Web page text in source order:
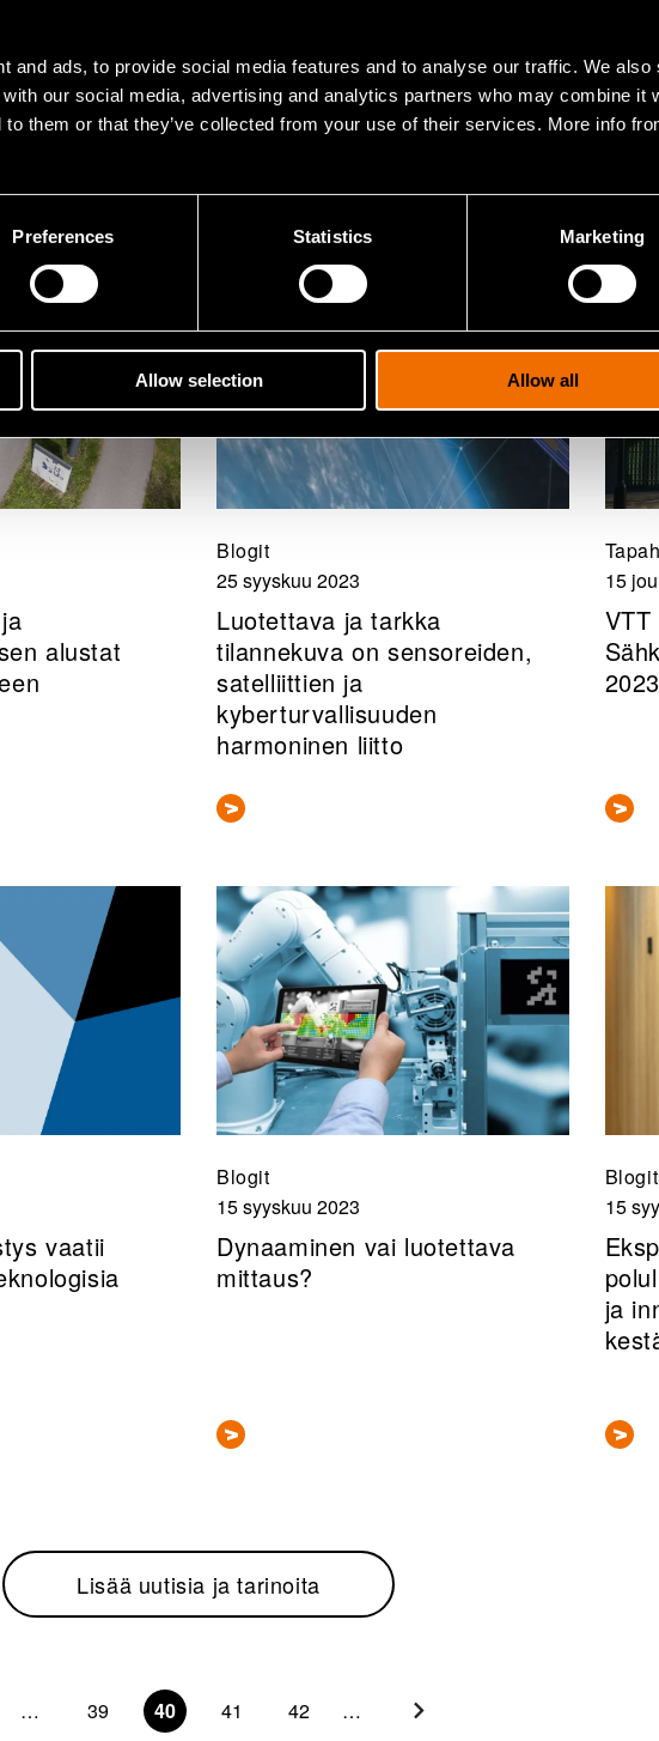
and ads, to provide social media features and to analyse our traffic. We also
our social media, advertising and analytics partners who may combine it
to them or that they’ve collected from your use of their services. More info
Preferences Statistics Marketing
Allow selection Allow all
kohti
avulla
käyttöä
alustat
Blogit
25 syyskuu 2023
Luotettava ja tarkka
tilannekuva on sensoreiden,
satelliittien ja
kyberturvallisuuden
harmoninen liitto
15
VTT
2023
vaatii
Blogit
15 syyskuu 2023
Dynaaminen vai luotettava
mittaus?
Blogit
15
ja
Lisää uutisia ja tarinoita
… 39 40 41 42 …